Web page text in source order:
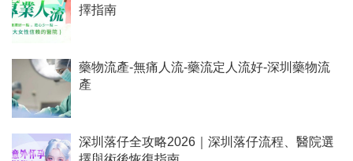
擇指南
藥物流產-無痛人流-藥流定人流好-深圳藥物流
產
深圳落仔全攻略2026｜深圳落仔流程、醫院選